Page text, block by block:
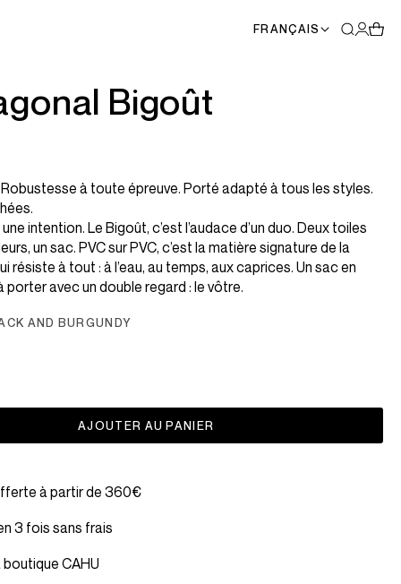
LE CLÉMENCE LE PRATIQUE - M - STRIPED
UMA x CAHU TOUTES
VISION ET HISTOIRE
FRANÇAIS
Bigoût
à toute épreuve. Porté adapté à tous les styles.
intention. Le Bigoût, c’est l’audace d’un duo. Deux toiles
un sac. PVC sur PVC, c’est la matière signature de la
résiste à tout : à l’eau, au temps, aux caprices. Un sac en
porter avec un double regard : le vôtre.
AND BURGUNDY
AJOUTER AU PANIER
à partir de 360€
3 fois sans frais
CAHU